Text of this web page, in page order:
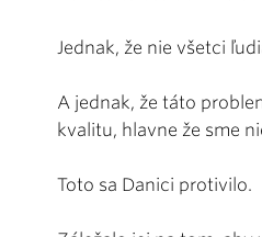
Jednak, že nie všetci
A jednak, že táto
kvalitu, hlavne že sme
Toto sa Danici protivilo.